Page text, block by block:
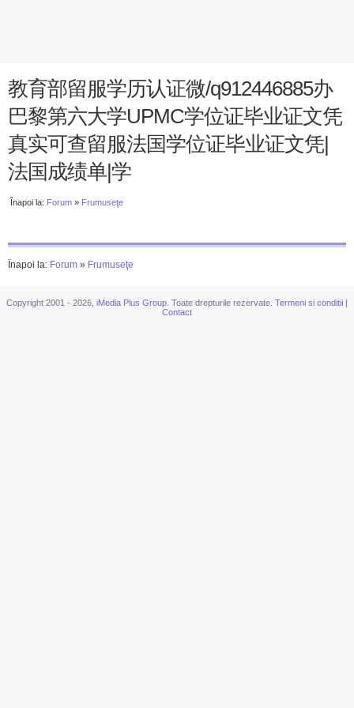
教育部留服学历认证微/q912446885办
巴黎第六大学UPMC学位证毕业证文凭
真实可查留服法国学位证毕业证文凭|
法国成绩单|学
Înapoi la: Forum » Frumuseţe
Înapoi la: Forum » Frumuseţe
Copyright 2001 - 2026, iMedia Plus Group . Toate drepturile rezervate. Termeni si conditii |
Contact